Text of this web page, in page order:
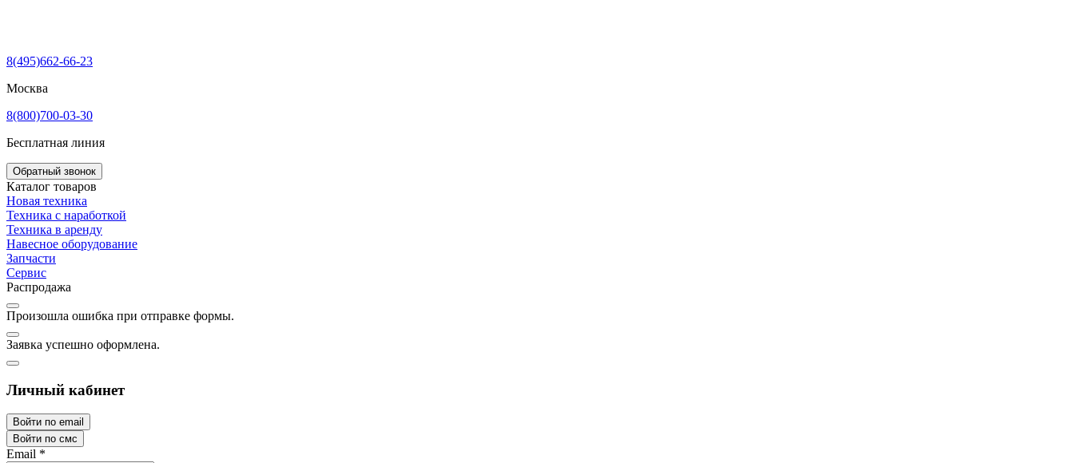
8(495)662-66-23
Москва
8(800)700-03-30
Бесплатная линия
Обратный звонок
Каталог товаров
Новая техника
Техника с наработкой
Техника в аренду
Навесное оборудование
Запчасти
Сервис
Распродажа
Произошла ошибка при отправке формы.
Заявка успешно оформлена.
Личный кабинет
Войти по email
Войти по смс
Email *